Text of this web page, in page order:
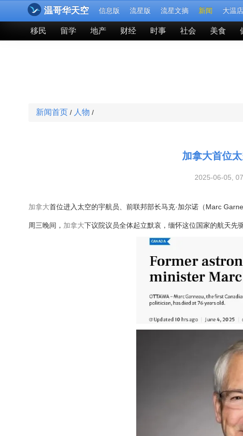
温哥华天空 信息版 流星版 流星文摘 新闻 大温
移民 留学 地产 财经 时事 社会 美食
新闻首页 / 人物 /
加拿大首位
2025-06-05,
加拿大首位进入太空的宇航员、前联邦部长马克·加尔诺（Marc
周三晚间， 加拿大下议院议员全体起立默哀，缅怀这位国家的航天先